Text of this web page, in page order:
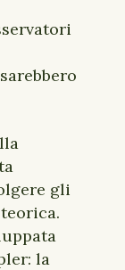
gli
la